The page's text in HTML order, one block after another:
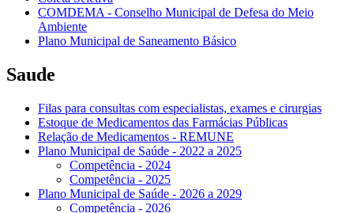
COMDEMA - Conselho Municipal de Defesa do Meio
Ambiente
Plano Municipal de Saneamento Básico
Saude
Filas para consultas com especialistas, exames e cirurgias
Estoque de Medicamentos das Farmácias Públicas
Relação de Medicamentos - REMUNE
Plano Municipal de Saúde - 2022 a 2025
Competência - 2024
Competência - 2025
Plano Municipal de Saúde - 2026 a 2029
Competência - 2026